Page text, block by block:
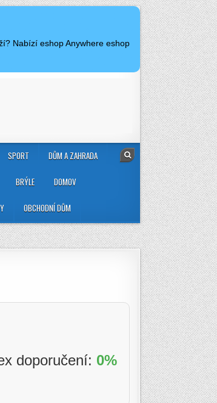
Nabízí eshop Anywhere eshop
SPORT DŮM A ZAHRADA
BRÝLE DOMOV
OBCHODNÍ DŮM
doporučení: 0%